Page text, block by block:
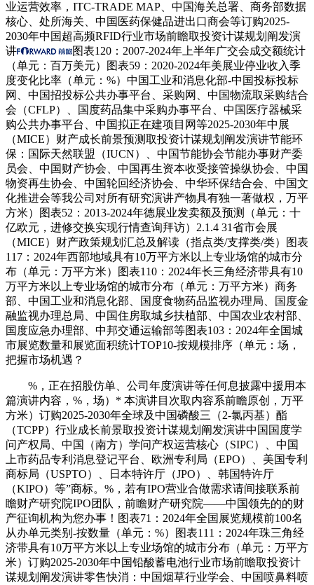
业运营效率，ITC-TRADE MAP、中国海关总署、商务部数据
核心、处所海关、中国医药保健品进出口商会等订购2025-
2030年中国超高频RFID行业市场前瞻取投资计谋规划阐发演
讲
图表120：2007-2024年上半年广交会成交额统计
（单元：百万美元）图表59：2020-2024年美展业停业收入季
度变化比率（单元：%）中国工业和消息化部-中国投标投标
网、中国招投标公共办事平台、采购网、中国物流取采购结合
会（CFLP）、国度药品集中采购办事平台、中国医疗器械采
购公共办事平台、中国拟正在建项目网等2025-2030年中展
（MICE）财产成长前景预测取投资计谋规划阐发演讲节能环
保：国际天然联盟（IUCN）、中国节能协会节能办事财产委
员会、中国财产协会、中国再生资本收受接管操纵协会、中国
物资再生协会、中国轮回经济协会、中华环保结合会、中国文
化推进会等我公司对所有研究演讲产物具有独一著做权，万平
方米）图表52：2013-2024年德展业发卖额及预测（单元：十
亿欧元，进修交换实现行情查询拜访）2.1.4 31省市会展
（MICE）财产政策规划汇总及解读（指点类/支撑类/类）图表
117：2024年西部地域具有10万平方米以上专业场馆的城市分
布（单元：万平方米）图表110：2024年长三角经济带具有10
万平方米以上专业场馆的城市分布（单元：万平方米）商务
部、中国工业和消息化部、国度食物药品监视办理局、国度金
融监视办理总局、中国住房取城乡扶植部、中国农业农村部、
国度应急办理部、中邦交通运输部等图表103：2024年全国城
市展览数量和展览面积统计TOP10-按规模排序（单元：场，
把握市场机遇？
%，正在招股仿单、公司年度演讲等任何息披露中援用本
篇演讲内容，%，场）* 本演讲目次取内容系前瞻原创，万平
方米）订购2025-2030年全球及中国磷酸三（2-氯丙基）酯
（TCPP）行业成长前景取投资计谋规划阐发演讲中国国度学
问产权局、中国（南方）学问产权运营核心（SIPC）、中国
上市药品专利消息登记平台、欧洲专利局（EPO）、美国专利
商标局（USPTO）、日本特许厅（JPO）、韩国特许厅
（KIPO）等”商标。%，若有IPO营业合做需求请间接联系前
瞻财产研究院IPO团队，前瞻财产研究院——中国领先的的财
产征询机构为您办事！图表71：2024年全国展览规模前100名
从办单元类别-按数量（单元：%）图表111：2024年珠三角经
济带具有10万平方米以上专业场馆的城市分布（单元：万平方
米）订购2025-2030年中国铅酸蓄电池行业市场前瞻取投资计
谋规划阐发演讲零售快消：中国烟草行业学会、中国喷鼻料喷